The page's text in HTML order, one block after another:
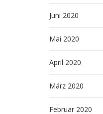
Juni 2020
Mai 2020
April 2020
März 2020
Februar 2020